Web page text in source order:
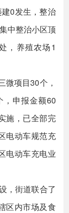
0发生，整治
中整治小区顶
，养殖农场1
微项目30个，
，申报金额60
施，已全部完
电动车规范充
电动车充电业
，街道联合了
区内市场及食